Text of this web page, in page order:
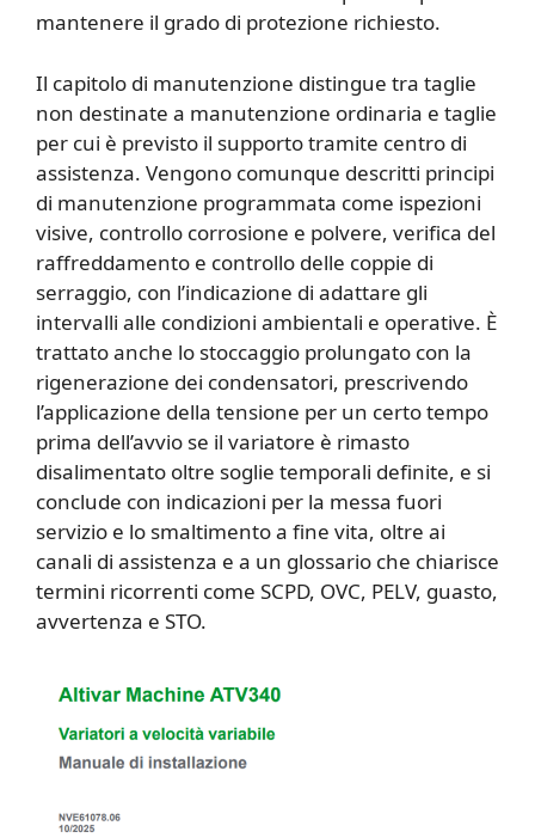
mantenere il grado di protezione richiesto.
Il capitolo di manutenzione distingue tra taglie
non destinate a manutenzione ordinaria e taglie
per cui è previsto il supporto tramite centro di
assistenza. Vengono comunque descritti principi
di manutenzione programmata come ispezioni
visive, controllo corrosione e polvere, verifica del
raffreddamento e controllo delle coppie di
serraggio, con l’indicazione di adattare gli
intervalli alle condizioni ambientali e operative. È
trattato anche lo stoccaggio prolungato con la
rigenerazione dei condensatori, prescrivendo
l’applicazione della tensione per un certo tempo
prima dell’avvio se il variatore è rimasto
disalimentato oltre soglie temporali definite, e si
conclude con indicazioni per la messa fuori
servizio e lo smaltimento a fine vita, oltre ai
canali di assistenza e a un glossario che chiarisce
termini ricorrenti come SCPD, OVC, PELV, guasto,
avvertenza e STO.